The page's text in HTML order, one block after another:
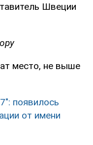
Швеции
место, не выше
появилось
от имени